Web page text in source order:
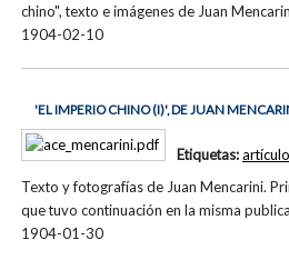
chino", texto e imágenes de Juan
1904-02-10
'EL IMPERIO CHINO (I)', DE JUAN
Texto y fotografías de Juan Mencarini.
que tuvo continuación en la misma
1904-01-30
Etiquetas: